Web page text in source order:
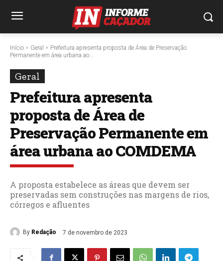
Início Geral
Prefeitura apresenta proposta de Área de Preservação
Permanente em área urbana ao...
Geral
Prefeitura apresenta
proposta de Área de
Preservação Permanente em
área urbana ao COMDEMA
A proposta estabelece as áreas que devem ser
preservadas sem construções nas margens de rios,
córregos e afluentes
By Redação 7 de novembro de 2023